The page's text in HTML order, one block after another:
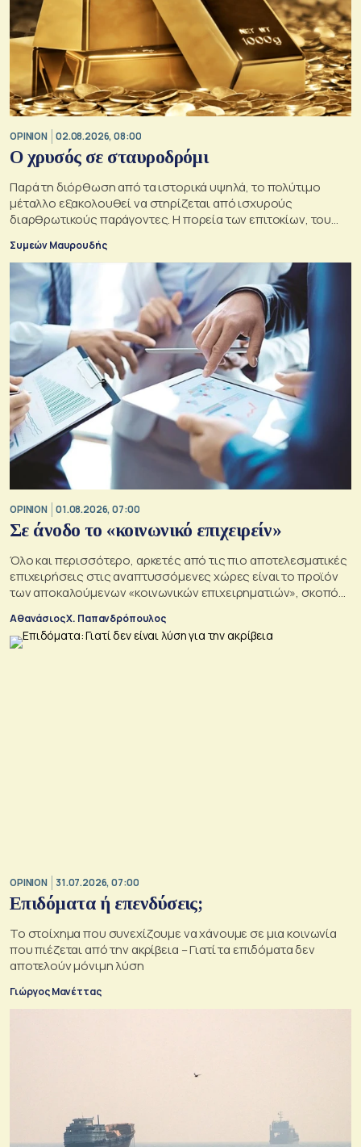
OPINION 02.08.2026, 08:00
O χρυσός σε σταυροδρόμι
Παρά τη διόρθωση από τα ιστορικά υψηλά, το πολύτιμο
μέταλλο εξακολουθεί να στηρίζεται από ισχυρούς
διαρθρωτικούς παράγοντες. Η πορεία των επιτοκίων, του
δολαρίου και της γεωπολιτικής αβεβαιότητας θα
καθορίσουν αν οι προϋποθέσεις για περαιτέρω άνοδο της
τιμής του παραμένουν ισχυρές
Συμεών Μαυρουδής
OPINION 01.08.2026, 07:00
Σε άνοδο το «κοινωνικό επιχειρείν»
Όλο και περισσότερο, αρκετές από τις πιο αποτελεσματικές
επιχειρήσεις στις αναπτυσσόμενες χώρες είναι το προϊόν
των αποκαλούμενων «κοινωνικών επιχειρηματιών», σκοπός
σε μια εποχή σοβαρών διαρθρωτικών μετασχηματισμών και
συνακόλουθης αβεβαιότητας
Αθανάσιος Χ. Παπανδρόπουλος
OPINION 31.07.2026, 07:00
Επιδόματα ή επενδύσεις;
Το στοίχημα που συνεχίζουμε να χάνουμε σε μια κοινωνία
που πιέζεται από την ακρίβεια – Γιατί τα επιδόματα δεν
αποτελούν μόνιμη λύση
Γιώργος Μανέττας